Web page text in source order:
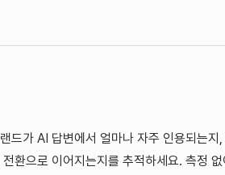
드가 AI 답변에서 얼마나 자주 인용되는지,
환으로 이어지는지를 추적하세요. 측정